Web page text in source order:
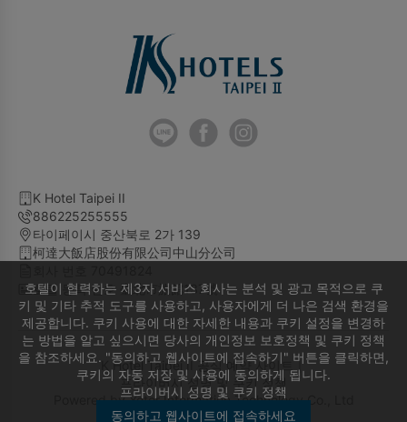
호텔이 협력하는 제3자 서비스 회사는 분석 및 광고 목적으로 쿠
키 및 기타 추적 도구를 사용하고, 사용자에게 더 나은 검색 환경을
제공합니다. 쿠키 사용에 대한 자세한 내용과 쿠키 설정을 변경하
는 방법을 알고 싶으시면 당사의 개인정보 보호정책 및 쿠키 정책
을 참조하세요. "동의하고 웹사이트에 접속하기" 버튼을 클릭하면,
쿠키의 자동 저장 및 사용에 동의하게 됩니다.
프라이버시 성명 및 쿠키 정책
동의하고 웹사이트에 접속하세요
K Hotel Taipei II
886225255555
타이페이시 중산북로 2가 139
柯達大飯店股份有限公司中山分公司
호텔 등록 번호 臺北市旅館137號
K Hotel Taipei II 공식 예약 사이트｜
프라이버시 성명 및 쿠키 정책
Powered byYotor Information Technology Co., Ltd
© 2014-2026 All Rights Reserved.